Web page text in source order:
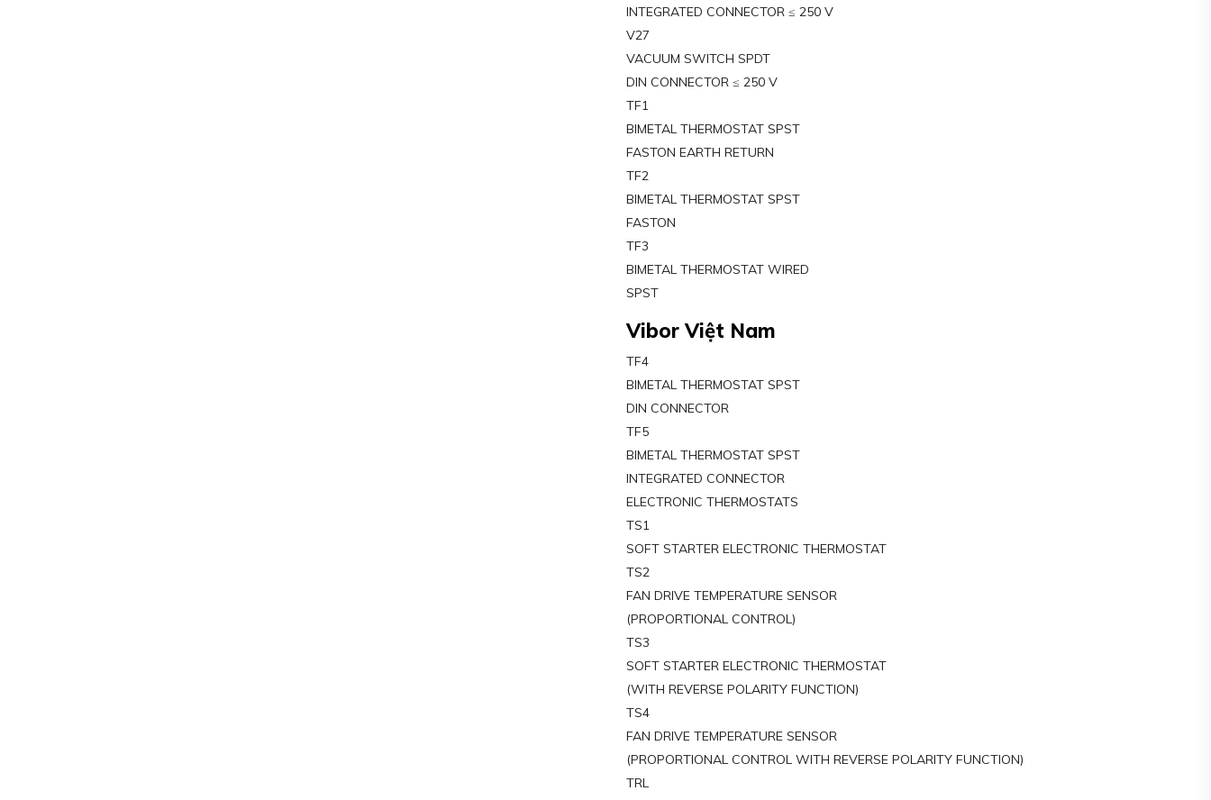
INTEGRATED CONNECTOR ≤ 250 V
V27
VACUUM SWITCH SPDT
DIN CONNECTOR ≤ 250 V
TF1
BIMETAL THERMOSTAT SPST
FASTON EARTH RETURN
TF2
BIMETAL THERMOSTAT SPST
FASTON
TF3
BIMETAL THERMOSTAT WIRED
SPST
Vibor Việt Nam
TF4
BIMETAL THERMOSTAT SPST
DIN CONNECTOR
TF5
BIMETAL THERMOSTAT SPST
INTEGRATED CONNECTOR
ELECTRONIC THERMOSTATS
TS1
SOFT STARTER ELECTRONIC THERMOSTAT
TS2
FAN DRIVE TEMPERATURE SENSOR
(PROPORTIONAL CONTROL)
TS3
SOFT STARTER ELECTRONIC THERMOSTAT
(WITH REVERSE POLARITY FUNCTION)
TS4
FAN DRIVE TEMPERATURE SENSOR
(PROPORTIONAL CONTROL WITH REVERSE POLARITY FUNCTION)
TRL